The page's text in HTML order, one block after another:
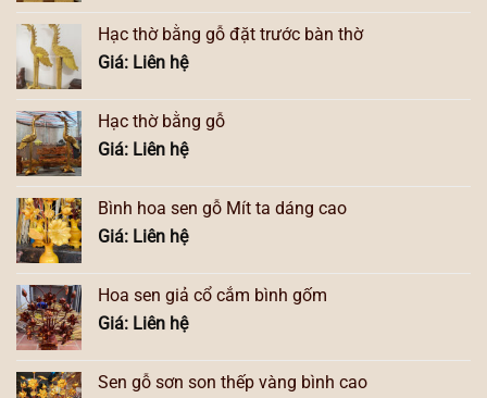
Hạc thờ bằng gỗ đặt trước bàn thờ
Giá: Liên hệ
Hạc thờ bằng gỗ
Giá: Liên hệ
Bình hoa sen gỗ Mít ta dáng cao
Giá: Liên hệ
Hoa sen giả cổ cắm bình gốm
Giá: Liên hệ
Sen gỗ sơn son thếp vàng bình cao